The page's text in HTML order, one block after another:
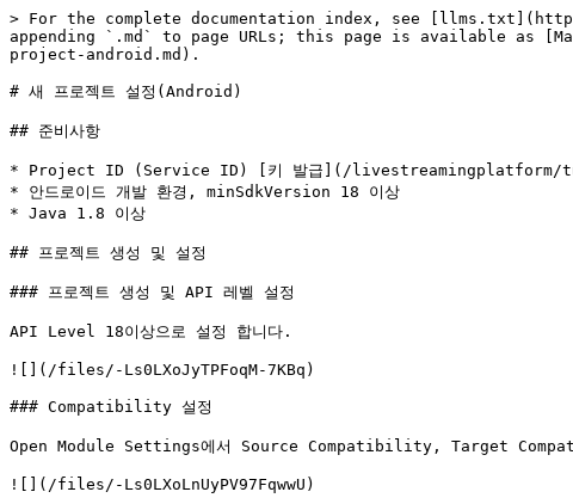
> For the complete documentation index, see
appending `.md` to page URLs; this page is available as
project-android.md).
# 새 프로젝트 설정(Android)
## 준비사항
* Project ID (Service ID) [키 발급](/livestreamingplatform/
* 안드로이드 개발 환경, minSdkVersion 18 이상
* Java 1.8 이상
## 프로젝트 생성 및 설정
### 프로젝트 생성 및 API 레벨 설정
API Level 18이상으로 설정 합니다.
![](/files/-Ls0LXoJyTPFoqM-7KBq)
### Compatibility 설정
Open Module Settings에서 Source Compatibility, Target
![](/files/-Ls0LXoLnUyPV97FqwwU)